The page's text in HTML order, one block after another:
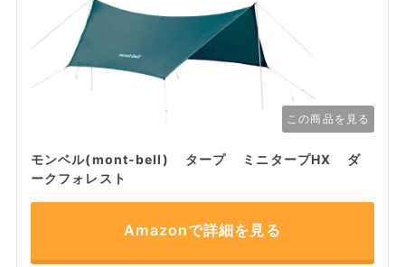
この商品を見る
モンベル(mont-bell) タープ ミニタープHX ダ
ークフォレスト
Amazonで詳細を見る